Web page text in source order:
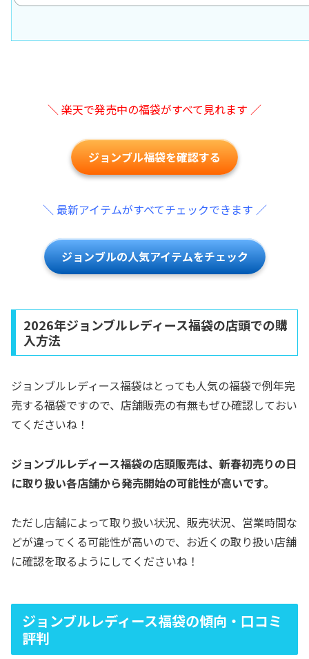
＼ 楽天で発売中の福袋がすべて見れます ／
ジョンブル福袋を確認する
＼ 最新アイテムがすべてチェックできます ／
ジョンブルの人気アイテムをチェック
2026年ジョンブルレディース福袋の店頭での購
入方法
ジョンブルレディース福袋はとっても人気の福袋で例年完
売する福袋ですので、店舗販売の有無もぜひ確認しておい
てくださいね！
ジョンブルレディース福袋の店頭販売は、新春初売りの日
に取り扱い各店舗から発売開始の可能性が高いです。
ただし店舗によって取り扱い状況、販売状況、営業時間な
どが違ってくる可能性が高いので、お近くの取り扱い店舗
に確認を取るようにしてくださいね！
ジョンブルレディース福袋の傾向・口コミ
評判